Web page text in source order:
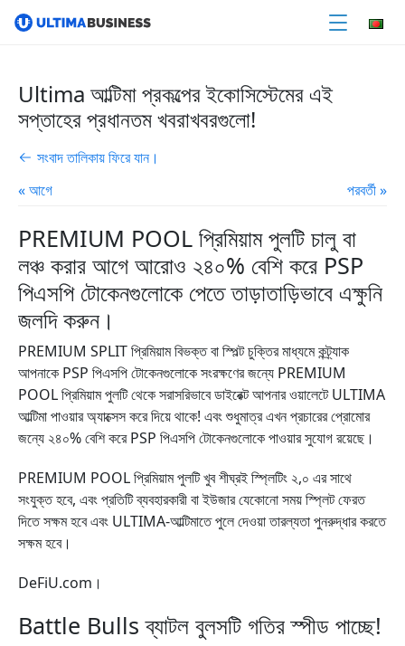
Ultima আল্টিমা প্রকল্পের ইকোসিস্টেমের এই
সপ্তাহের প্রধানতম খবরাখবরগুলো!
সংবাদ তালিকায় ফিরে যান।
« আগে
পরবর্তী »
PREMIUM POOL প্রিমিয়াম পুলটি চালু বা
লঞ্চ করার আগে আরোও ২৪০% বেশি করে PSP
পিএসপি টোকেনগুলোকে পেতে তাড়াতাড়িভাবে এক্ষুনি
জলদি করুন।
PREMIUM SPLIT প্রিমিয়াম বিভক্ত বা স্পিল্ট চুক্তির মাধ্যমে কন্ট্র্যাক
আপনাকে PSP পিএসপি টোকেনগুলোকে সংরক্ষণের জন্যে PREMIUM
POOL প্রিমিয়াম পুলটি থেকে সরাসরিভাবে ডাইরেক্ট আপনার ওয়ালেটে ULTIMA
আল্টিমা পাওয়ার অ্যাক্সেস করে দিয়ে থাকে! এবং শুধুমাত্র এখন প্রচারের প্রোমোর
জন্যে ২৪০% বেশি করে PSP পিএসপি টোকেনগুলোকে পাওয়ার সুযোগ রয়েছে।
PREMIUM POOL প্রিমিয়াম পুলটি খুব শীঘ্রই স্প্লিটিং ২,০ এর সাথে
সংযুক্ত হবে, এবং প্রতিটি ব্যবহারকারী বা ইউজার যেকোনো সময় স্প্লিট ফেরত
দিতে সক্ষম হবে এবং ULTIMA-আল্টিমাতে পুলে দেওয়া তারল্যতা পুনরুদ্ধার করতে
সক্ষম হবে।
DeFiU.com।
Battle Bulls ব্যাটল বুলসটি গতির স্পীড পাচ্ছে!